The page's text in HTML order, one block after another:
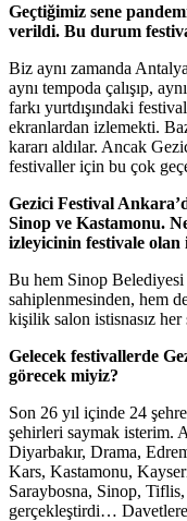
Geçtiğimiz sene
verildi. Bu durum
Biz aynı zamanda
aynı tempoda çalışıp,
farkı yurtdışındaki
ekranlardan izlemekti.
kararı aldılar. Ancak
festivaller için bu çok
Gezici Festival
Sinop ve Kastamonu.
izleyicinin festivale
Bu hem Sinop
sahiplenmesinden, hem
kişilik salon istisnasız her
Gelecek festivallerde
görecek miyiz?
Son 26 yıl içinde 24
şehirleri saymak isterim.
Diyarbakır, Drama,
Kars, Kastamonu,
Saraybosna, Sinop,
gerçekleştirdi… Davetlere